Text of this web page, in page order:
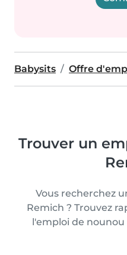
Babysits Offre
Trouver un
Vous recherchez
Remich ? Trouvez
l'emploi de nounou